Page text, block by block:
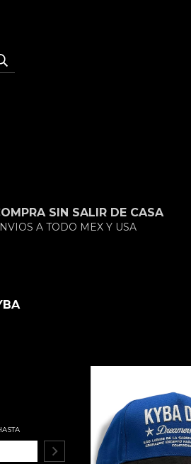
SIN SALIR DE CASA
A TODO MEX Y USA